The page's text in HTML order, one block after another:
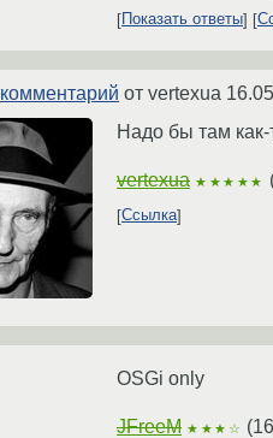
Показать ответы
комментарий от vertexua
Надо бы там
vertexua ★★★★★
Ссылка
OSGi only
JFreeM ★★★☆ (